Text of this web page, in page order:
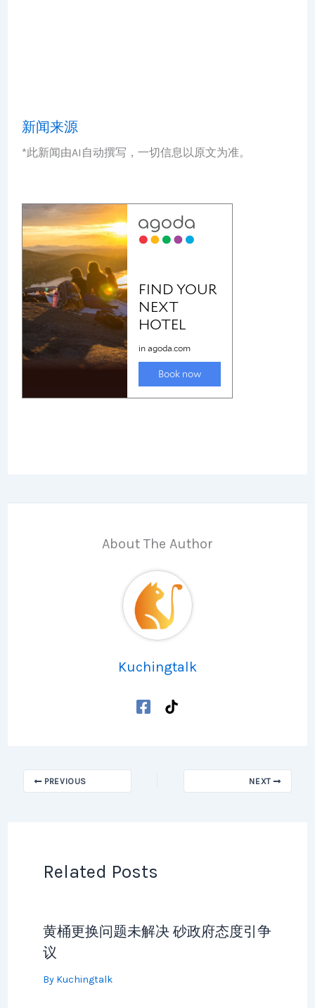
新闻来源
*此新闻由AI自动撰写，一切信息以原文为准。
About The Author
Kuchingtalk
PREVIOUS NEXT
Related Posts
黄桶更换问题未解决 砂政府态度引争
议
By Kuchingtalk